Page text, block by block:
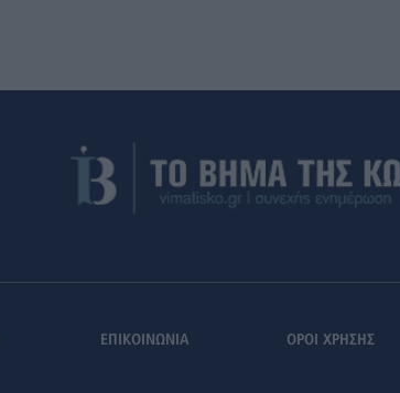
ΕΠΙΚΟΙΝΩΝΙΑ ΟΡΟΙ ΧΡΗΣΗΣ